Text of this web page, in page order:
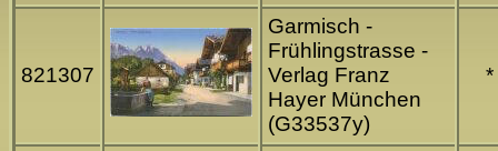
821307
Garmisch -
Frühlingstrasse -
Verlag Franz
Hayer München
(G33537y)
*